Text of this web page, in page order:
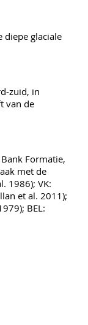
diepe glaciale
zuid, in
van de
Formatie,
met de
1986); VK:
et al. 2011);
BEL: